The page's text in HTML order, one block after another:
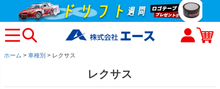
ホーム 車種別 レクサス
レクサス